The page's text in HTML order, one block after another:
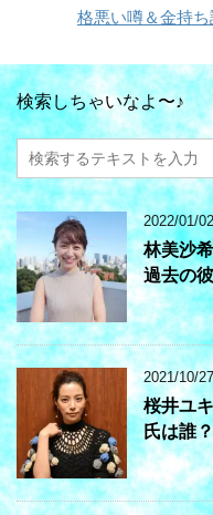
格悪い噂＆金持ち
検索しちゃいなよ〜♪
2022/01/02
林美沙
過去の
2021/10/27
桜井ユ
氏は誰